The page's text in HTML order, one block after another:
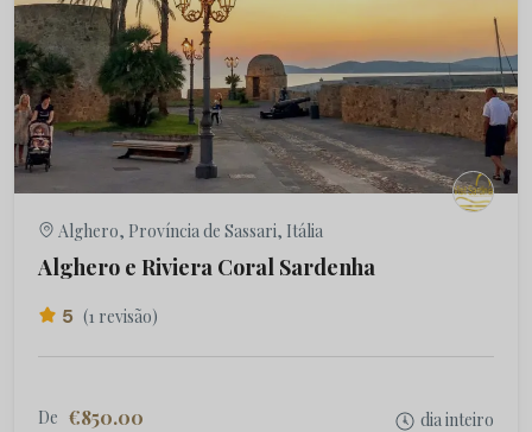
Alghero, Província de Sassari, Itália
Alghero e Riviera Coral Sardenha
5 (1 revisão)
De €850.00 dia inteiro